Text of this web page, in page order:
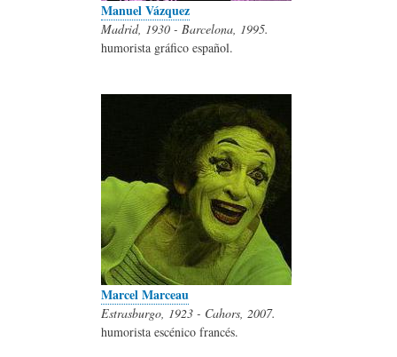
Manuel Vázquez
Madrid, 1930 - Barcelona, 1995.
humorista gráfico español.
Marcel Marceau
Estrasburgo, 1923 - Cahors, 2007.
humorista escénico francés.